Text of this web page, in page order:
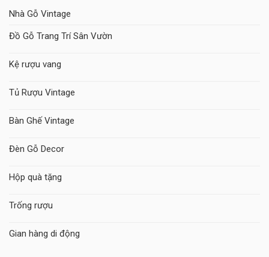
Nhà Gỗ Vintage
Đồ Gỗ Trang Trí Sân Vườn
Kệ rượu vang
Tủ Rượu Vintage
Bàn Ghế Vintage
Đèn Gỗ Decor
Hộp quà tặng
Trống rượu
Gian hàng di động